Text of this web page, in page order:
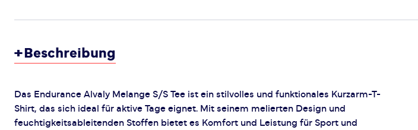
+ Beschreibung
Das Endurance Alvaly Melange S/S Tee ist ein stilvolles und funktionales Kurzarm-T-
Shirt, das sich ideal für aktive Tage eignet. Mit seinem melierten Design und
feuchtigkeitsableitenden Stoffen bietet es Komfort und Leistung für Sport und